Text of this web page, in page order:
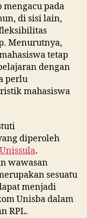
mengacu pada
di sisi lain,
Menurutnya,
tetap
dengan
perlu
mahasiswa
diperoleh
Unissula.
wawasan
sesuatu
menjadi
Unisba dalam
RPL.